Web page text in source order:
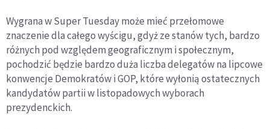
Wygrana w Super Tuesday może mieć przełomowe
znaczenie dla całego wyścigu, gdyż ze stanów tych, bardzo
różnych pod względem geograficznym i społecznym,
pochodzić będzie bardzo duża liczba delegatów na lipcowe
konwencje Demokratów i GOP, które wyłonią ostatecznych
kandydatów partii w listopadowych wyborach
prezydenckich.